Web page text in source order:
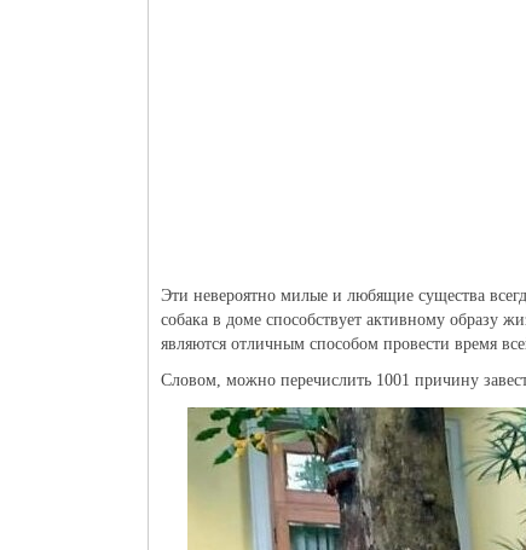
Эти невероятно милые и любящие существа
собака в доме способствует активному образу
являются отличным способом провести время
Словом, можно перечислить 1001 причину